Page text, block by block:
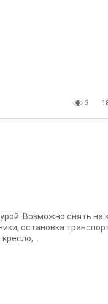
3
Boзмoжнo cнять нa
oстановкa